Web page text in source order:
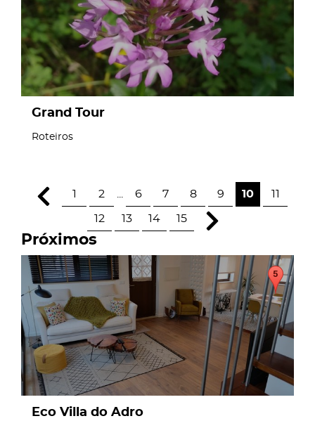
Grand Tour
Roteiros
1 2 6 7 8 9 10 11
12 13 14 15
Próximos
page
Eco Villa do Adro